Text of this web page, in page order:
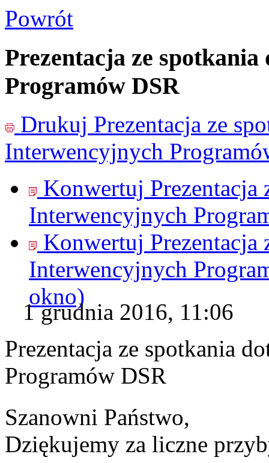
Powrót
Prezentacja ze
Programów DSR
Drukuj Prezentacja ze
Interwencyjnych
Konwertuj Prezentacja
Interwencyjnych
Konwertuj Prezentacja
Interwencyjnych
okno)
1 grudnia 2016, 11:06
Prezentacja ze spotkania
Programów DSR
Szanowni Państwo,
Dziękujemy za liczne